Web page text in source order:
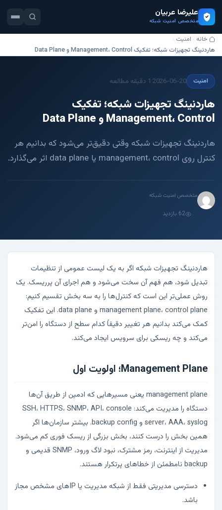
علیرضا عربیان
متخصص امنیت شبکه
خانه امنیت
هاردنینگ تجهیزات شبکه؛ تفکیک Management، Control و Data Plane
امنیت 2026-06-20
·1 دقیقه مطالعه
هاردنینگ تجهیزات شبکه؛ تفکیک
Management، Control و Data Plane
هاردنینگ تجهیزات شبکه وقتی دقیق‌تر می‌شود که بدانیم هر
کنترل روی management، control یا data plane اثر می‌گذارد.
متخصص امنیت شبکه
62 بازدید
هاردنینگ تجهیزات شبکه اگر به یک لیست عمومی از تنظیمات
تبدیل شود، هم فهم آن سخت می‌شود و هم اجرای آن پرریسک. یک
روش عملی‌تر این است که کنترل‌ها را به سه بخش تقسیم کنیم:
management plane، control plane و data plane. این تفکیک
کمک می‌کند بدانیم هر تغییر دقیقاً کدام سطح از دستگاه را امن‌تر
می‌کند و چه ریسکی برای سرویس ایجاد می‌کند.
Management Plane؛ اولویت اول
management plane یعنی مسیرهایی که ادمین از طریق آن‌ها
دستگاه را مدیریت می‌کند: SSH، HTTPS، SNMP، API، console
server، AAA، syslog و backup config. بیشتر سازمان‌ها اگر
همین بخش را درست کنند، بخش بزرگی از ریسک فوری کم می‌شود.
مدیریت از اینترنت، رمز مشترک، نبود لاگ ورود، SNMP قدیمی و
backup نامطمئن از خطاهای پرتکرار هستند.
دسترسی مدیریتی فقط از شبکه مدیریت یا IPهای مشخص مجاز
باشد.